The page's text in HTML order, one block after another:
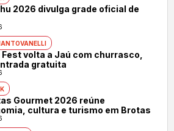
2026 divulga grade oficial de
Fest volta a Jaú com churrasco,
gratuita
Gourmet 2026 reúne
cultura e turismo em Brotas